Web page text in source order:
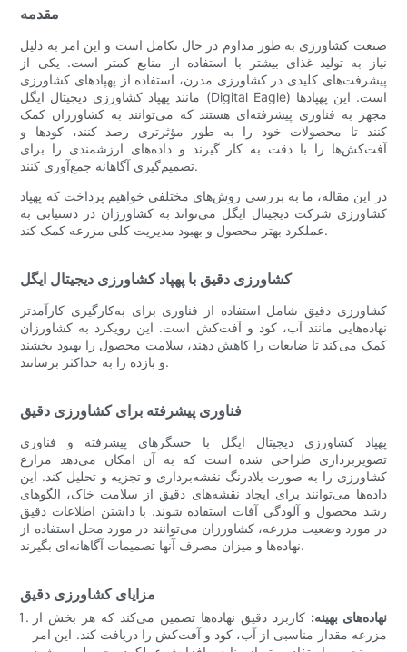
مقدمه
صنعت کشاورزی به طور مداوم در حال تکامل است و این امر به دلیل
نیاز به تولید غذای بیشتر با استفاده از منابع کمتر است. یکی از
پیشرفت‌های کلیدی در کشاورزی مدرن، استفاده از پهپادهای کشاورزی
مانند پهپاد کشاورزی دیجیتال ایگل (Digital Eagle) است. این پهپادها
مجهز به فناوری پیشرفته‌ای هستند که می‌توانند به کشاورزان کمک
کنند تا محصولات خود را به طور مؤثرتری رصد کنند، کودها و
آفت‌کش‌ها را با دقت به کار گیرند و داده‌های ارزشمندی را برای
تصمیم‌گیری آگاهانه جمع‌آوری کنند.
در این مقاله، ما به بررسی روش‌های مختلفی خواهیم پرداخت که پهپاد
کشاورزی شرکت دیجیتال ایگل می‌تواند به کشاورزان در دستیابی به
عملکرد بهتر محصول و بهبود مدیریت کلی مزرعه کمک کند.
کشاورزی دقیق با پهپاد کشاورزی دیجیتال ایگل
کشاورزی دقیق شامل استفاده از فناوری برای به‌کارگیری کارآمدتر
نهاده‌هایی مانند آب، کود و آفت‌کش است. این رویکرد به کشاورزان
کمک می‌کند تا ضایعات را کاهش دهند، سلامت محصول را بهبود بخشند
و بازده را به حداکثر برسانند.
فناوری پیشرفته برای کشاورزی دقیق
پهپاد کشاورزی دیجیتال ایگل با حسگرهای پیشرفته و فناوری
تصویربرداری طراحی شده است که به آن امکان می‌دهد مزارع
کشاورزی را به صورت بلادرنگ نقشه‌برداری و تجزیه و تحلیل کند. این
داده‌ها می‌توانند برای ایجاد نقشه‌های دقیق از سلامت خاک، الگوهای
رشد محصول و آلودگی آفات استفاده شوند. با داشتن اطلاعات دقیق
در مورد وضعیت مزرعه، کشاورزان می‌توانند در مورد محل استفاده از
نهاده‌ها و میزان مصرف آنها تصمیمات آگاهانه‌ای بگیرند.
مزایای کشاورزی دقیق
نهاده‌های بهینه: کاربرد دقیق نهاده‌ها تضمین می‌کند که هر بخش از
مزرعه مقدار مناسبی از آب، کود و آفت‌کش را دریافت کند. این امر